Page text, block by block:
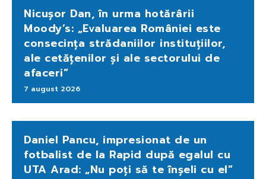
Nicușor Dan, în urma hotărârii
Moody’s: „Evaluarea României este
consecința strădaniilor instituțiilor,
ale cetățenilor și ale sectorului de
afaceri”
7 august 2026
Daniel Pancu, impresionat de un
fotbalist de la Rapid după egalul cu
UTA Arad: „Nu poți să te înșeli cu el”